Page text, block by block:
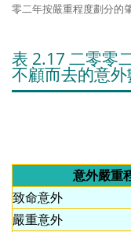
始零二年按嚴重程度劃分的
表 2.17 二零零
不顧而去的意
意外嚴重
致命意外
嚴重意外